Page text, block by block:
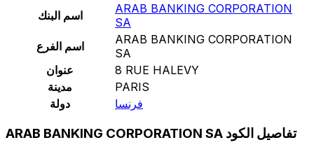
اسم البنك
ARAB BANKING CORPORATION
SA
اسم الفرع
ARAB BANKING CORPORATION
SA
عنوان
8 RUE HALEVY
مدينة
PARIS
دولة
فرنسا
ARAB BANKING CORPORATION SA تفاصيل الكود